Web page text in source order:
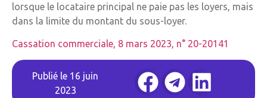
lorsque le locataire principal ne paie pas les loyers, mais
dans la limite du montant du sous-loyer.
Cassation commerciale, 8 mars 2023, n° 20-20141
Publié le 16 juin
2023